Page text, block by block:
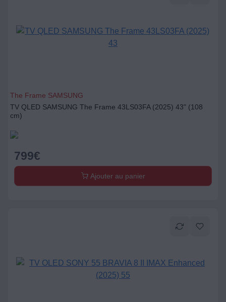
The Frame SAMSUNG
TV QLED SAMSUNG The Frame 43LS03FA (2025) 43" (108
cm)
799€
Ajouter au panier